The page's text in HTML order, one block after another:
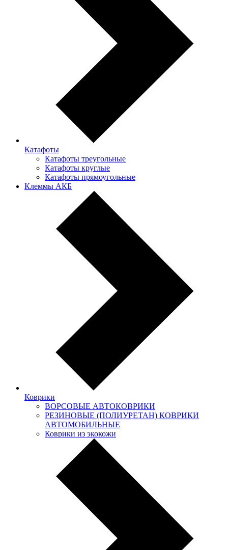
Катафоты
Катафоты треугольные
Катафоты круглые
Катафоты прямоугольные
Клеммы АКБ
Коврики
ВОРСОВЫЕ АВТОКОВРИКИ
РЕЗИНОВЫЕ (ПОЛИУРЕТАН) КОВРИКИ
АВТОМОБИЛЬНЫЕ
Коврики из экокожи